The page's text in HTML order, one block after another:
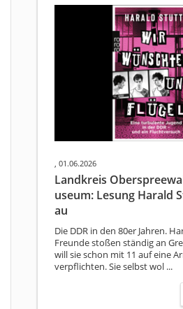
, 01.06.2026
Landkreis
useum: Lesung Harald
au
Die DDR in den 80er Jahren.
Freunde stoßen ständig an
will sie schon mit 11 auf eine
verpflichten. Sie selbst wol ...